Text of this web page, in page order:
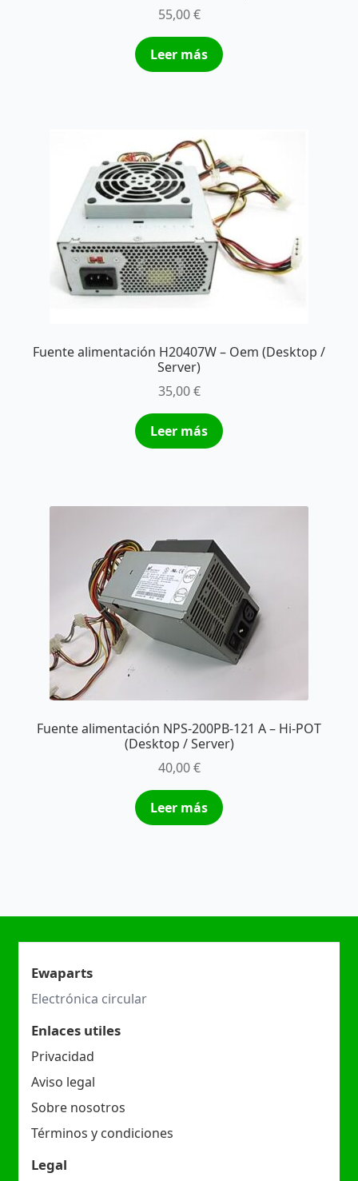
55,00€
Leer más
Fuente alimentación H20407W – Oem (Desktop /
Server)
35,00€
Leer más
Fuente alimentación NPS-200PB-121 A – Hi-POT
(Desktop / Server)
40,00€
Leer más
Ewaparts
Electrónica circular
Enlaces utiles
Privacidad
Aviso legal
Sobre nosotros
Términos y condiciones
Legal